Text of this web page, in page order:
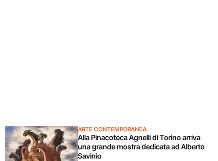
ARTE CONTEMPORANEA
Alla Pinacoteca Agnelli di Torino arriva
una grande mostra dedicata ad Alberto
Savinio